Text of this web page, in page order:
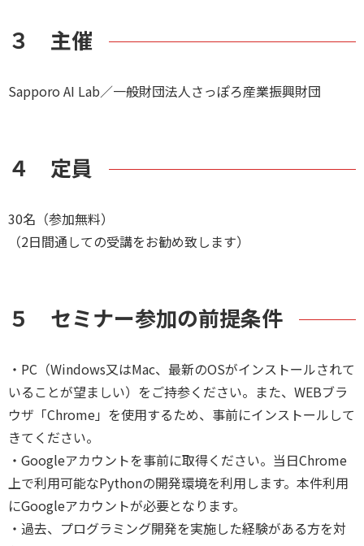
３ 主催
Sapporo AI Lab／一般財団法人さっぽろ産業振興財団
４ 定員
30名（参加無料）
（2日間通しての受講をお勧め致します）
５ セミナー参加の前提条件
・PC（Windows又はMac、最新のOSがインストールされて
いることが望ましい）をご持参ください。また、WEBブラ
ウザ「Chrome」を使用するため、事前にインストールして
きてください。
・Googleアカウントを事前に取得ください。当日Chrome
上で利用可能なPythonの開発環境を利用します。本件利用
にGoogleアカウントが必要となります。
・過去、プログラミング開発を実施した経験がある方を対